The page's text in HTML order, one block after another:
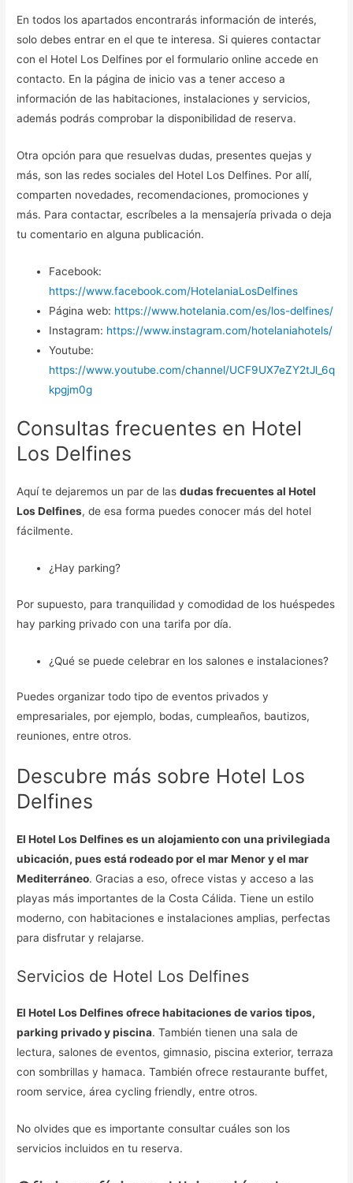
En todos los apartados encontrarás información de interés,
solo debes entrar en el que te interesa. Si quieres contactar
con el Hotel Los Delfines por el formulario online accede en
contacto. En la página de inicio vas a tener acceso a
información de las habitaciones, instalaciones y servicios,
además podrás comprobar la disponibilidad de reserva.
Otra opción para que resuelvas dudas, presentes quejas y
más, son las redes sociales del Hotel Los Delfines. Por allí,
comparten novedades, recomendaciones, promociones y
más. Para contactar, escríbeles a la mensajería privada o deja
tu comentario en alguna publicación.
Facebook:
https://www.facebook.com/HotelaniaLosDelfines
Página web: https://www.hotelania.com/es/los-delfines/
Instagram: https://www.instagram.com/hotelaniahotels/
Youtube:
https://www.youtube.com/channel/UCF9UX7eZY2tJl_6q
kpgjm0g
Consultas frecuentes en Hotel
Los Delfines
Aquí te dejaremos un par de lasdudas frecuentes al Hotel
Los Delfines, de esa forma puedes conocer más del hotel
fácilmente.
¿Hay parking?
Por supuesto, para tranquilidad y comodidad de los huéspedes
hay parking privado con una tarifa por día.
¿Qué se puede celebrar en los salones e instalaciones?
Puedes organizar todo tipo de eventos privados y
empresariales, por ejemplo, bodas, cumpleaños, bautizos,
reuniones, entre otros.
Descubre más sobre Hotel Los
Delfines
El Hotel Los Delfines es un alojamiento con una privilegiada
ubicación, pues está rodeado por el mar Menor y el mar
Mediterráneo. Gracias a eso, ofrece vistas y acceso a las
playas más importantes de la Costa Cálida. Tiene un estilo
moderno, con habitaciones e instalaciones amplias, perfectas
para disfrutar y relajarse.
Servicios de Hotel Los Delfines
El Hotel Los Delfines ofrece habitaciones de varios tipos,
parking privado y piscina. También tienen una sala de
lectura, salones de eventos, gimnasio, piscina exterior, terraza
con sombrillas y hamaca. También ofrece restaurante buffet,
room service, área cycling friendly, entre otros.
No olvides que es importante consultar cuáles son los
servicios incluidos en tu reserva.